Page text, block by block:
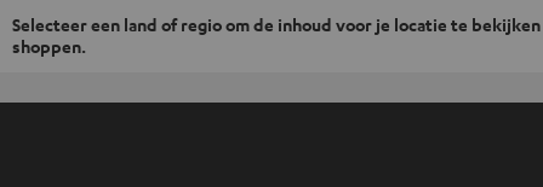
Selecteer een land of regio om de inhoud voor je locatie te
shoppen.